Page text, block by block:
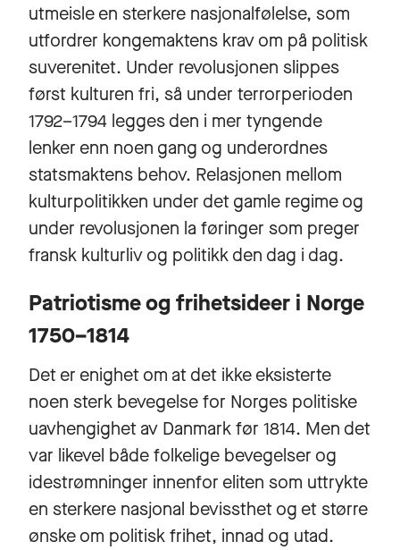
utmeisle en sterkere nasjonalfølelse, som
utfordrer kongemaktens krav om på politisk
suverenitet. Under revolusjonen slippes
først kulturen fri, så under terrorperioden
1792–1794 legges den i mer tyngende
lenker enn noen gang og underordnes
statsmaktens behov. Relasjonen mellom
kulturpolitikken under det gamle regime og
under revolusjonen la føringer som preger
fransk kulturliv og politikk den dag i dag.
Patriotisme og frihetsideer i Norge
1750–1814
Det er enighet om at det ikke eksisterte
noen sterk bevegelse for Norges politiske
uavhengighet av Danmark før 1814. Men det
var likevel både folkelige bevegelser og
idestrømninger innenfor eliten som uttrykte
en sterkere nasjonal bevissthet og et større
ønske om politisk frihet, innad og utad.